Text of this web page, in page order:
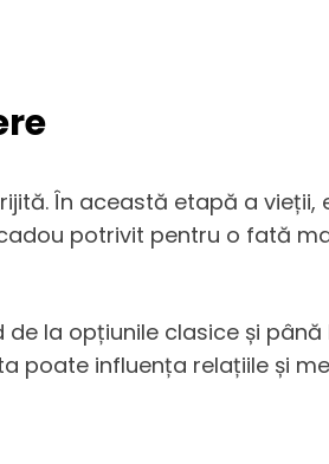
În această etapă a vieții,
potrivit pentru o fată
la opțiunile clasice și până
poate influența relațiile și